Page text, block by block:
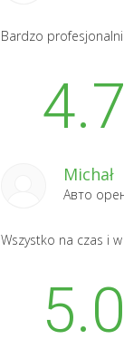
Bardzo
4.7
Michał
Авто
Wszystko na czas i
5.0